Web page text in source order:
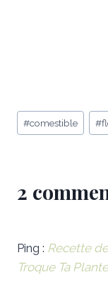
Étiquettes
de
#comestible #
2
Ping : Recette
Troque Ta